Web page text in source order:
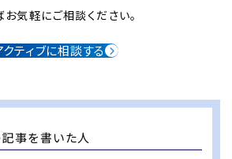
気軽にご相談ください。
クティブに相談する
事を書いた人